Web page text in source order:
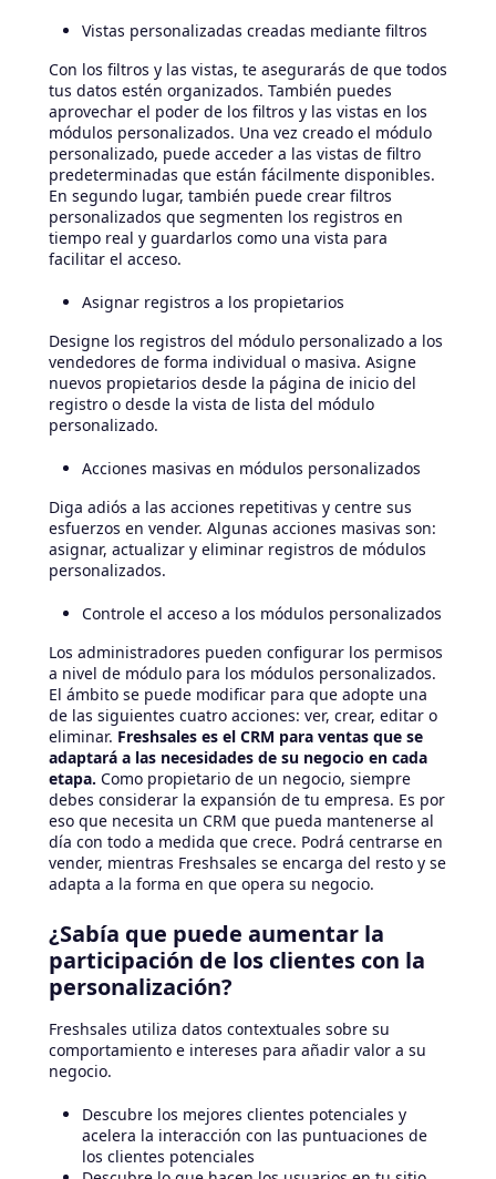
Vistas personalizadas creadas mediante filtros
Con los filtros y las vistas, te asegurarás de que todos
tus datos estén organizados. También puedes
aprovechar el poder de los filtros y las vistas en los
módulos personalizados. Una vez creado el módulo
personalizado, puede acceder a las vistas de filtro
predeterminadas que están fácilmente disponibles.
En segundo lugar, también puede crear filtros
personalizados que segmenten los registros en
tiempo real y guardarlos como una vista para
facilitar el acceso.
Asignar registros a los propietarios
Designe los registros del módulo personalizado a los
vendedores de forma individual o masiva. Asigne
nuevos propietarios desde la página de inicio del
registro o desde la vista de lista del módulo
personalizado.
Acciones masivas en módulos personalizados
Diga adiós a las acciones repetitivas y centre sus
esfuerzos en vender. Algunas acciones masivas son:
asignar, actualizar y eliminar registros de módulos
personalizados.
Controle el acceso a los módulos personalizados
Los administradores pueden configurar los permisos
a nivel de módulo para los módulos personalizados.
El ámbito se puede modificar para que adopte una
de las siguientes cuatro acciones: ver, crear, editar o
eliminar. Freshsales es el CRM para ventas que se
adaptará a las necesidades de su negocio en cada
etapa. Como propietario de un negocio, siempre
debes considerar la expansión de tu empresa. Es por
eso que necesita un CRM que pueda mantenerse al
día con todo a medida que crece. Podrá centrarse en
vender, mientras Freshsales se encarga del resto y se
adapta a la forma en que opera su negocio.
¿Sabía que puede aumentar la
participación de los clientes con la
personalización?
Freshsales utiliza datos contextuales sobre su
comportamiento e intereses para añadir valor a su
negocio.
Descubre los mejores clientes potenciales y
acelera la interacción con las puntuaciones de
los clientes potenciales